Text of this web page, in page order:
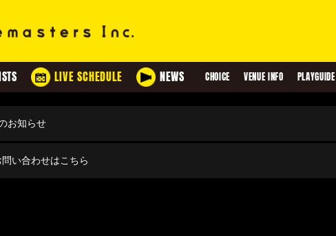
LIVE SCHEDULE NEWS CHOICE VENUE INFO PLAYGUIDE
お知らせ
い合わせはこちら